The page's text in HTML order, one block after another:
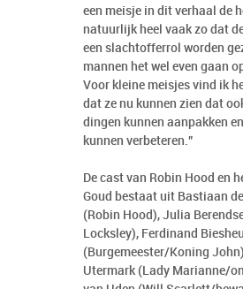
een meisje in dit verhaal de
natuurlijk heel vaak zo dat
een slachtofferrol worden
mannen het wel even gaan
Voor kleine meisjes vind ik
dat ze nu kunnen zien dat
dingen kunnen aanpakken
kunnen verbeteren.”
De cast van Robin Hood en
Goud bestaat uit Bastiaan
(Robin Hood), Julia
Locksley), Ferdinand
(Burgemeester/Koning
Utermark (Lady Marianne/